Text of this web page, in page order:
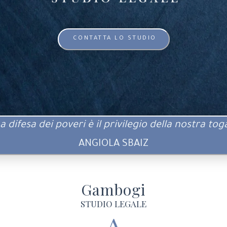
CONTATTA LO STUDIO
difesa dei poveri è il privilegio della nostra
ANGIOLA SBAIZ
Gambogi
STUDIO LEGALE